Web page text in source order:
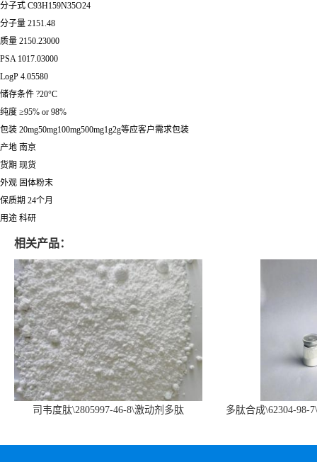
分子式 C93H159N35O24
分子量 2151.48
质量 2150.23000
PSA 1017.03000
LogP 4.05580
储存条件 ?20°C
纯度 ≥95% or 98%
包装 20mg50mg100mg500mg1g2g等应客户需求包装
产地 南京
货期 现货
外观 固体粉末
保质期 24个月
用途 科研
相关产品：
司韦度肽\2805997-46-8\激动剂多肽
多肽合成\62304-98-